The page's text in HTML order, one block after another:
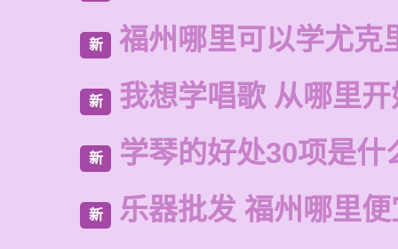
新 福州哪里可以学尤克
新 我想学唱歌 从哪里开
新 学琴的好处30项是什
新 乐器批发 福州哪里